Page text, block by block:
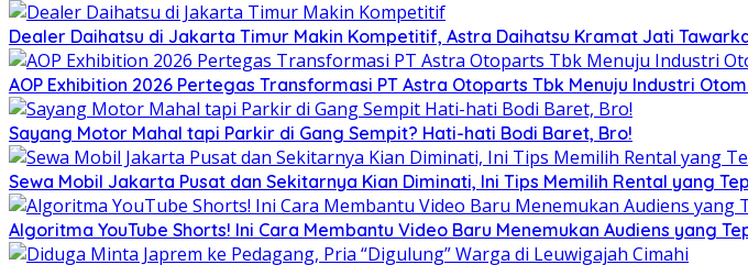
Dealer Daihatsu di Jakarta Timur Makin Kompetitif, Astra Daihatsu Kramat Jati
AOP Exhibition 2026 Pertegas Transformasi PT Astra Otoparts Tbk Menuju Industri
Sayang Motor Mahal tapi Parkir di Gang Sempit? Hati-hati Bodi Baret, Bro!
Sewa Mobil Jakarta Pusat dan Sekitarnya Kian Diminati, Ini Tips Memilih Rental yang
Algoritma YouTube Shorts! Ini Cara Membantu Video Baru Menemukan Audiens yang